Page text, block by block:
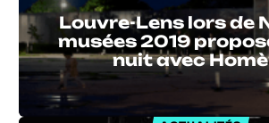
Louvre-Lens lors de
musées 2019
nuit avec